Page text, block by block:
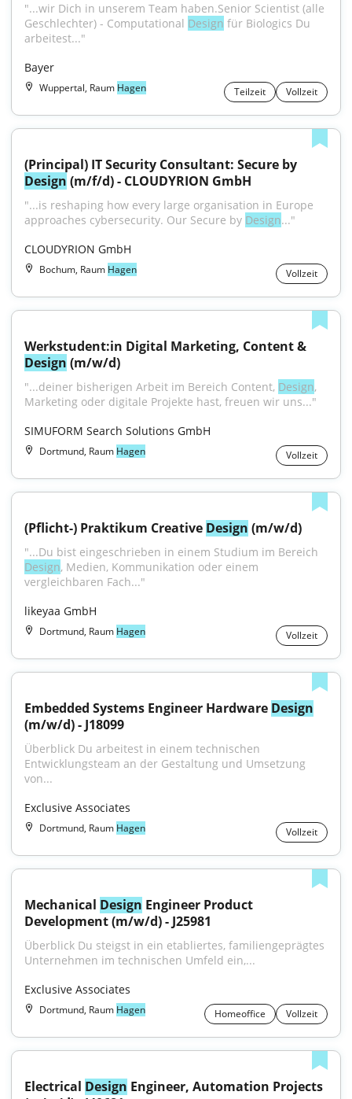
"...wir Dich in unserem Team haben.Senior Scientist (alle
Geschlechter) - Computational Design für Biologics Du
arbeitest..."
Bayer
Wuppertal, Raum Hagen Teilzeit Vollzeit
Design (m/f/d) - CLOUDYRION GmbH
"...is reshaping how every large organisation in Europe
approaches cybersecurity. Our Secure by Design..."
CLOUDYRION GmbH
Bochum, Raum Hagen Vollzeit
Design (m/w/d)
"...deiner bisherigen Arbeit im Bereich Content, Design,
Marketing oder digitale Projekte hast, freuen wir uns..."
SIMUFORM Search Solutions GmbH
Dortmund, Raum Hagen Vollzeit
(Pflicht-) Praktikum Creative Design (m/w/d)
Design, Medien, Kommunikation oder einem
vergleichbaren Fach..."
likeyaa GmbH
Dortmund, Raum Hagen Vollzeit
Embedded Systems Engineer Hardware Design
(m/w/d) - J18099
Überblick Du arbeitest in einem technischen
Entwicklungsteam an der Gestaltung und Umsetzung
von...
Exclusive Associates
Dortmund, Raum Hagen Vollzeit
Mechanical Design Engineer Product
Development (m/w/d) - J25981
Überblick Du steigst in ein etabliertes, familiengeprägtes
Unternehmen im technischen Umfeld ein,...
Exclusive Associates
Dortmund, Raum Hagen Homeoffice Vollzeit
Electrical Design Engineer, Automation Projects